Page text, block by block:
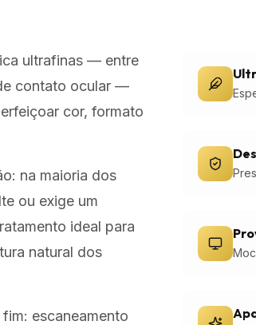
ultrafinas — entre
contato ocular —
cor, formato
na maioria dos
ou exige um
ideal para
natural dos
escaneamento